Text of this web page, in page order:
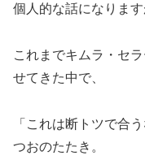
個人的な話になります
これまでキムラ・セ
せてきた中で、
「これは断トツで合
つおのたたき。